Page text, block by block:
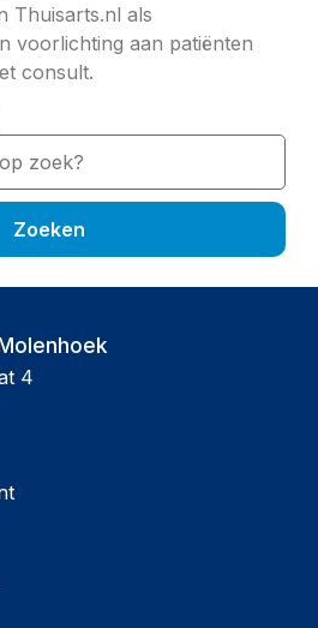
Thuisarts.nl als
voorlichting aan patiënten
consult.
Zoeken
4